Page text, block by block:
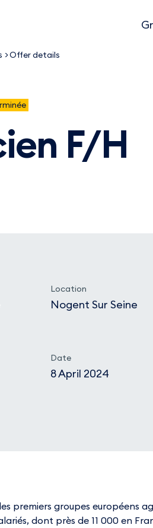
Offer details
F/H
Location
Nogent Sur Seine
Date
8 April 2024
premiers groupes européens
dont près de 11 000 en